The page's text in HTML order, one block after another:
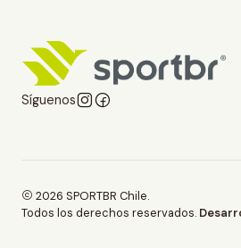
Síguenos
2026 SPORTBR Chile.
Todos los derechos reservados.